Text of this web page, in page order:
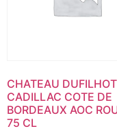
CHATEAU DUFILHOT
CADILLAC COTE DE
BORDEAUX AOC
75 CL